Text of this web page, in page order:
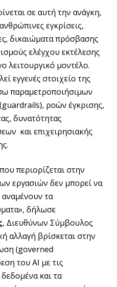
σε αυτή την ανάγκη,
εγκρίσεις,
δικαιώματα πρόσβασης
ελέγχου εκτέλεσης
λειτουργικό μοντέλο.
εγγενές στοιχείο της
παραμετροποιήσιμων
ροών έγκρισης,
δυνατότητας
και επιχειρησιακής
περιορίζεται στην
εργασιών δεν μπορεί να
τα
δήλωσε
, Διευθύνων Σύμβουλος
αλλαγή βρίσκεται στην
(governed
του ΑΙ με τις
και τα